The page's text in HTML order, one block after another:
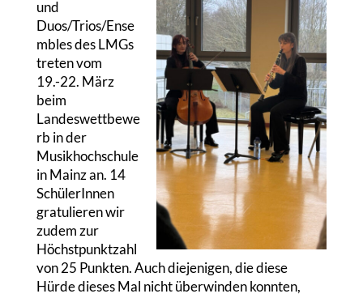
und
Duos/Trios/Ense
mbles des LMGs
treten vom
19.-22. März
beim
Landeswettbewe
rb in der
Musikhochschule
in Mainz an. 14
SchülerInnen
gratulieren wir
zudem zur
Höchstpunktzahl
von 25 Punkten. Auch diejenigen, die diese
Hürde dieses Mal nicht überwinden konnten,